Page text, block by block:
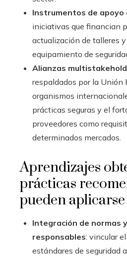
Instrumentos de apoyo
iniciativas que financian
actualización de talleres
equipamiento de
Alianzas
respaldados por la Unión
organismos
prácticas seguras y el
proveedores como
determinados mercados.
Aprendizajes
prácticas
pueden aplicarse
Integración de normas
responsables: vincular
estándares de seguridad